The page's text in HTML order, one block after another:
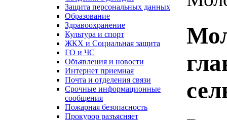
Защита персональных данных
Образование
Здравоохранение
Культура и спорт
ЖКХ и Социальная защита
ГО и ЧС
Объявления и новости
Интернет приемная
Почта и отделения связи
Срочные информационные
сообщения
Пожарная безопасность
Прокурор разъясняет